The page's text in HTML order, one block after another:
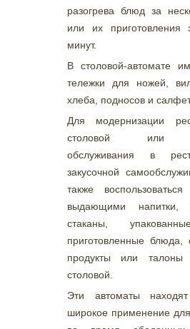
разогрева блюд за
или их приготовления
минут.
В столовой-автомате
тележки для ножей,
хлеба, подносов и
Для модернизации
столовой или
обслуживания в
закусочной
также воспользоваться
выдающими напитки,
стаканы,
приготовленные блюда,
продукты или
столовой.
Эти автоматы
широкое применение